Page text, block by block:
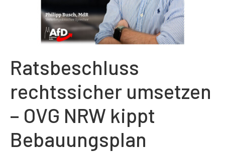
Ratsbeschluss
rechtssicher umsetzen
– OVG NRW kippt
Bebauungsplan